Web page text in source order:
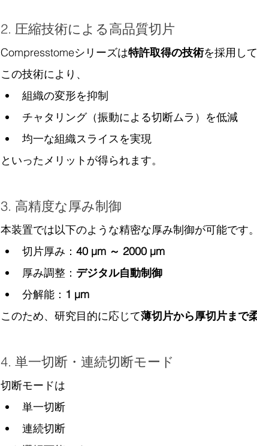
2. 圧縮技術による高品質切片
Compresstomeシリーズは特許取得の技術を採用して
この技術により、
組織の変形を抑制
チャタリング（振動による切断ムラ）を低減
均一な組織スライスを実現
といったメリットが得られます。
3. 高精度な厚み制御
本装置では以下のような精密な厚み制御が可能です。
切片厚み： 40 µm ～ 2000 µm
厚み調整： デジタル自動制御
分解能： 1 µm
このため、研究目的に応じて薄切片から厚切片まで
4. 単一切断・連続切断モード
切断モードは
単一切断
連続切断